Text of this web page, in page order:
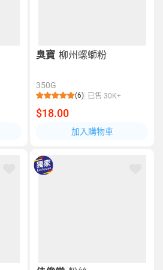
臭寶 柳州螺螄粉
350G
(6) 已售 30K+
$18.00
加入購物車